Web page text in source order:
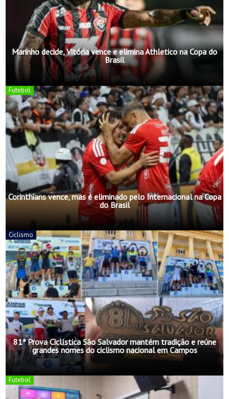
Marinho decide, Vitória vence e elimina Athletico na Copa do
Brasil
Futebol
Corinthians vence, mas é eliminado pelo Internacional na Copa
do Brasil
Ciclismo
81ª Prova Ciclística São Salvador mantém tradição e reúne
grandes nomes do ciclismo nacional em Campos
Futebol